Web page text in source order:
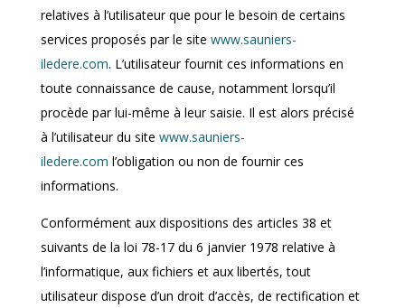
relatives à l’utilisateur que pour le besoin de certains
services proposés par le site www.sauniers-
iledere.com. L’utilisateur fournit ces informations en
toute connaissance de cause, notamment lorsqu’il
procède par lui-même à leur saisie. Il est alors précisé
à l’utilisateur du site www.sauniers-
iledere.com l’obligation ou non de fournir ces
informations.
Conformément aux dispositions des articles 38 et
suivants de la loi 78-17 du 6 janvier 1978 relative à
l’informatique, aux fichiers et aux libertés, tout
utilisateur dispose d’un droit d’accès, de rectification et